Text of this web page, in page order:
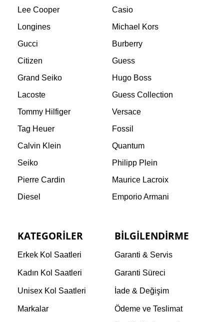
Lee Cooper
Casio
Longines
Michael Kors
Gucci
Burberry
Citizen
Guess
Grand Seiko
Hugo Boss
Lacoste
Guess Collection
Tommy Hilfiger
Versace
Tag Heuer
Fossil
Calvin Klein
Quantum
Seiko
Philipp Plein
Pierre Cardin
Maurice Lacroix
Diesel
Emporio Armani
KATEGORILER
Erkek Kol Saatleri
Kadın Kol Saatleri
Unisex Kol Saatleri
Markalar
BILGILENDIRME
Garanti & Servis
Garanti Süreci
İade & Değişim
Ödeme ve Teslimat